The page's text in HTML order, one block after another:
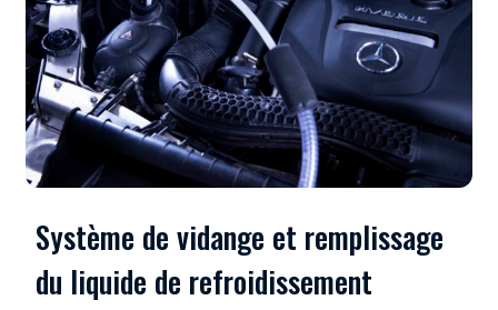
Système de vidange et remplissage
du liquide de refroidissement